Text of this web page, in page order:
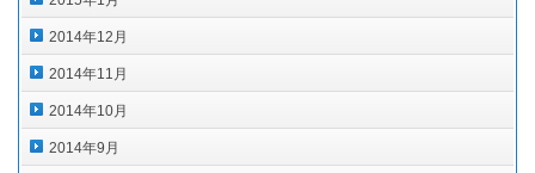
2014年12月
2014年11月
2014年10月
2014年9月